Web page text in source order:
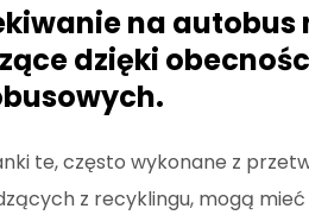
na
dzięki
te, często wykonane z
z recyklingu, mogą